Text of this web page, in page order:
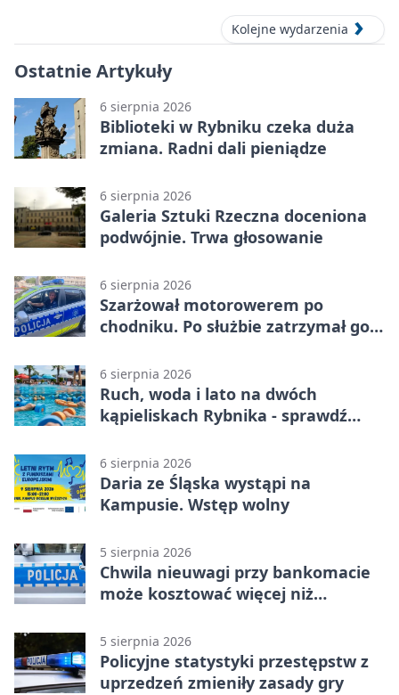
Kolejne wydarzenia
Ostatnie Artykuły
6 sierpnia 2026
Biblioteki w Rybniku czeka duża
zmiana. Radni dali pieniądze
6 sierpnia 2026
Galeria Sztuki Rzeczna doceniona
podwójnie. Trwa głosowanie
6 sierpnia 2026
Szarżował motorowerem po
chodniku. Po służbie zatrzymał go
6 sierpnia 2026
Ruch, woda i lato na dwóch
kąpieliskach Rybnika - sprawdź
6 sierpnia 2026
Daria ze Śląska wystąpi na
Kampusie. Wstęp wolny
5 sierpnia 2026
Chwila nieuwagi przy bankomacie
może kosztować więcej niż
5 sierpnia 2026
Policyjne statystyki przestępstw z
uprzedzeń zmieniły zasady gry